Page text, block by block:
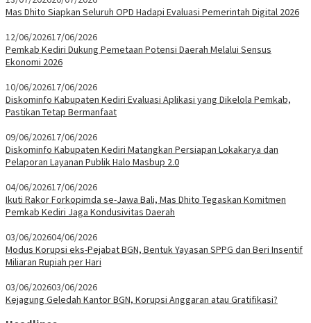
Mas Dhito Siapkan Seluruh OPD Hadapi Evaluasi Pemerintah Digital 2026
12/06/202617/06/2026
Pemkab Kediri Dukung Pemetaan Potensi Daerah Melalui Sensus
Ekonomi 2026
10/06/202617/06/2026
Diskominfo Kabupaten Kediri Evaluasi Aplikasi yang Dikelola Pemkab,
Pastikan Tetap Bermanfaat
09/06/202617/06/2026
Diskominfo Kabupaten Kediri Matangkan Persiapan Lokakarya dan
Pelaporan Layanan Publik Halo Masbup 2.0
04/06/202617/06/2026
Ikuti Rakor Forkopimda se-Jawa Bali, Mas Dhito Tegaskan Komitmen
Pemkab Kediri Jaga Kondusivitas Daerah
03/06/202604/06/2026
Modus Korupsi eks-Pejabat BGN, Bentuk Yayasan SPPG dan Beri Insentif
Miliaran Rupiah per Hari
03/06/202603/06/2026
Kejagung Geledah Kantor BGN, Korupsi Anggaran atau Gratifikasi?